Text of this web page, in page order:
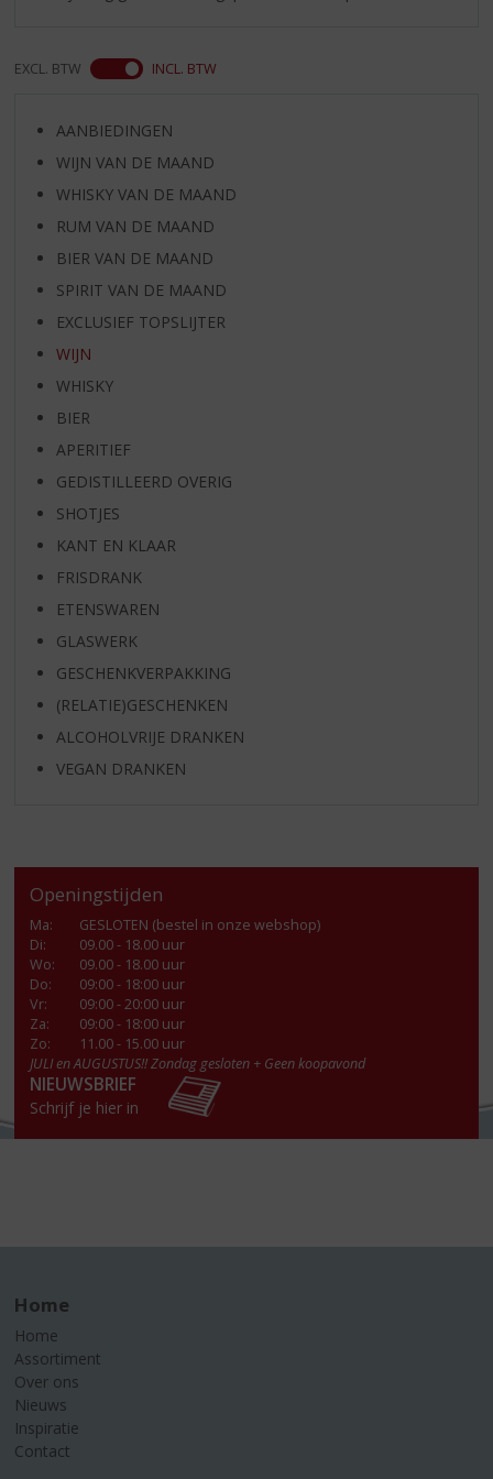
EXCL. BTW INCL. BTW
AANBIEDINGEN
WIJN VAN DE MAAND
WHISKY VAN DE MAAND
RUM VAN DE MAAND
BIER VAN DE MAAND
SPIRIT VAN DE MAAND
EXCLUSIEF TOPSLIJTER
WIJN
WHISKY
BIER
APERITIEF
GEDISTILLEERD OVERIG
SHOTJES
KANT EN KLAAR
FRISDRANK
ETENSWAREN
GLASWERK
GESCHENKVERPAKKING
(RELATIE)GESCHENKEN
ALCOHOLVRIJE DRANKEN
VEGAN DRANKEN
Openingstijden
Ma:
GESLOTEN (bestel in onze webshop)
Di:
09.00 - 18.00 uur
Wo:
09.00 - 18.00 uur
Do:
09:00 - 18:00 uur
Vr:
09:00 - 20:00 uur
Za:
09:00 - 18:00 uur
Zo:
11.00 - 15.00 uur
JULI en AUGUSTUS!! Zondag gesloten + Geen koopavond
NIEUWSBRIEF
Schrijf je hier in
Home
Home
Assortiment
Over ons
Nieuws
Inspiratie
Contact